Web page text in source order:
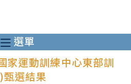
選單
家運動訓練中心東部訓
選結果